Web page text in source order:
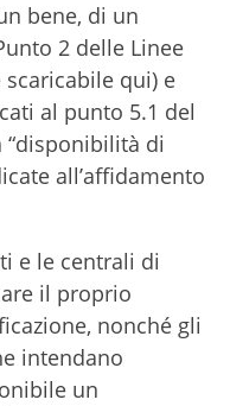
bene, di un
2 delle Linee
scaricabile qui) e
al punto 5.1 del
di
all’affidamento
e le centrali di
il proprio
nonché gli
intendano
un